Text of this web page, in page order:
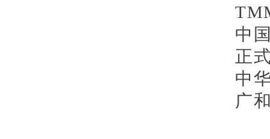
中
正
中
广